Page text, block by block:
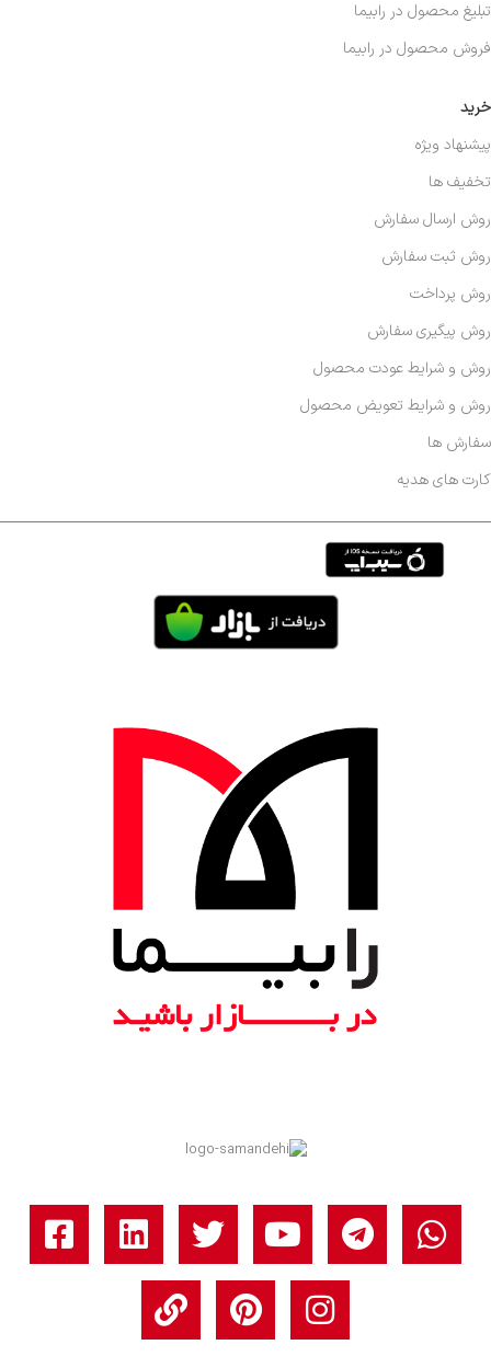
خرید
پیشنهاد ویژه
تخفیف ها
روش ارسال سفارش
روش ثبت سفارش
روش پرداخت
روش پیگیری سفارش
روش و شرایط عودت محصول
روش و شرایط تعویض محصول
سفارش ها
کارت های هدیه
تبلیغ محصول در رابیما
فروش محصول در رابیما